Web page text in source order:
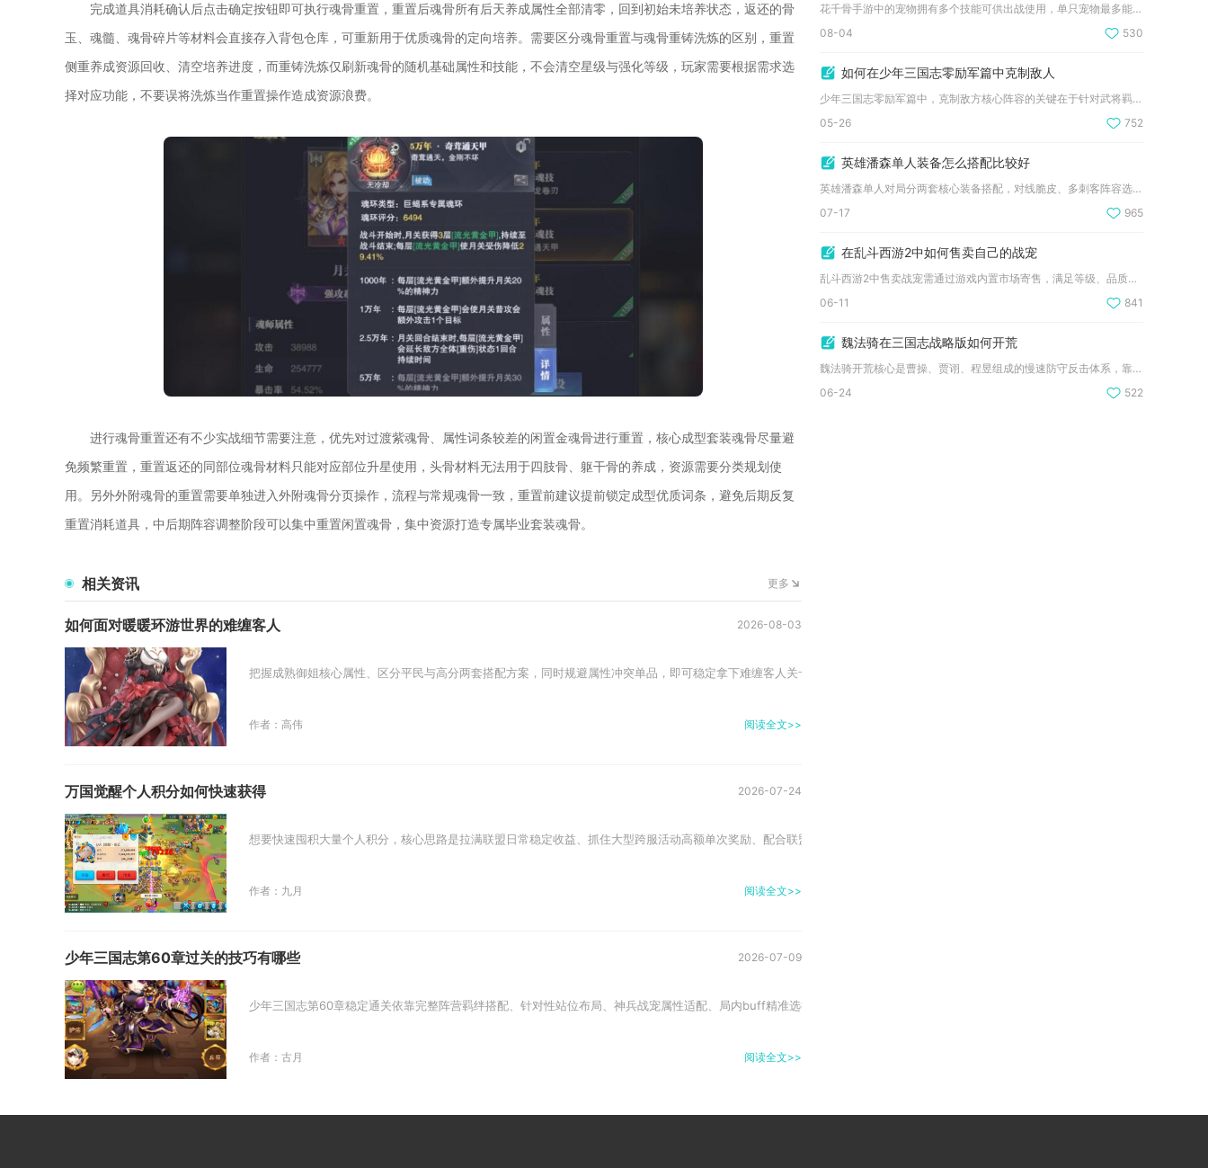
完成道具消耗确认后点击确定按钮即可执行魂骨重置，重置后魂骨所有后天养成属性全部清零，回到初始未培养状态，返还的骨
玉、魂髓、魂骨碎片等材料会直接存入背包仓库，可重新用于优质魂骨的定向培养。需要区分魂骨重置与魂骨重铸洗炼的区别，重置
侧重养成资源回收、清空培养进度，而重铸洗炼仅刷新魂骨的随机基础属性和技能，不会清空星级与强化等级，玩家需要根据需求选
择对应功能，不要误将洗炼当作重置操作造成资源浪费。
进行魂骨重置还有不少实战细节需要注意，优先对过渡紫魂骨、属性词条较差的闲置金魂骨进行重置，核心成型套装魂骨尽量避
免频繁重置，重置返还的同部位魂骨材料只能对应部位升星使用，头骨材料无法用于四肢骨、躯干骨的养成，资源需要分类规划使
用。另外外附魂骨的重置需要单独进入外附魂骨分页操作，流程与常规魂骨一致，重置前建议提前锁定成型优质词条，避免后期反复
重置消耗道具，中后期阵容调整阶段可以集中重置闲置魂骨，集中资源打造专属毕业套装魂骨。
相关资讯 更多
如何面对暖暖环游世界的难缠客人 2026-08-03
把握成熟御姐核心属性、区分平民与高分两套搭配方案，同时规避属性冲突单品，即可稳定拿下难缠客人关卡S评级，全程无需稀有限定套装，普通衣橱资源也能顺利通关，想要冲击六
作者：高伟 阅读全文>>
万国觉醒个人积分如何快速获得 2026-07-24
想要快速囤积大量个人积分，核心思路是拉满联盟日常稳定收益、抓住大型跨服活动高额单次奖励、配合联盟建造长线刷分，三者同步推进可在短时间内拉开积分差距，所有途径均存在
作者：九月 阅读全文>>
少年三国志第60章过关的技巧有哪些 2026-07-09
少年三国志第60章稳定通关依靠完整阵营羁绊搭配、针对性站位布局、神兵战宠属性适配、局内buff精准选择四大核心操作，同时把控集火顺序与续航循环节奏，无需超高虚战数值也能
作者：古月 阅读全文>>
花千骨手游中的宠物拥有多个技能可供出战使用，单只宠物最多能解...
08-04
530
如何在少年三国志零励军篇中克制敌人
少年三国志零励军篇中，克制敌方核心阵容的关键在于针对武将羁绊...
05-26
752
英雄潘森单人装备怎么搭配比较好
英雄潘森单人对局分两套核心装备搭配，对线脆皮、多刺客阵容选用...
07-17
965
在乱斗西游2中如何售卖自己的战宠
乱斗西游2中售卖战宠需通过游戏内置市场寄售，满足等级、品质等...
06-11
841
魏法骑在三国志战略版如何开荒
魏法骑开荒核心是曹操、贾诩、程昱组成的慢速防守反击体系，靠前...
06-24
522